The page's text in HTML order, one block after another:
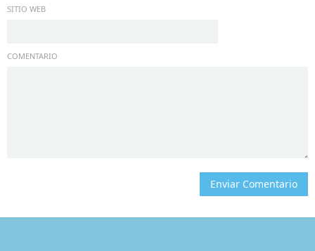
SITIO WEB
COMENTARIO
Enviar Comentario